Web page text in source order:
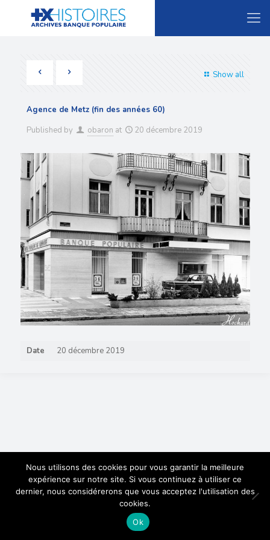
Show all
Agence de Metz (fin des années 60)
Published by
obaron at 20 décembre 2019
Date 20 décembre 2019
Nous utilisons des cookies pour vous garantir la meilleure
expérience sur notre site. Si vous continuez à utiliser ce
dernier, nous considérerons que vous acceptez l'utilisation des
cookies.
Ok